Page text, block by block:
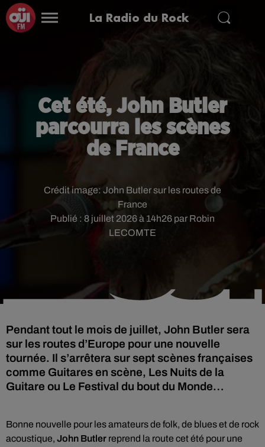
La Radio du Rock
Cet été, John Butler
parcourra les scènes
de France
Publié : 8 juillet 2026 à 14h26 par Robin
LECOMTE
Crédit image: John Butler sur les routes de
France
Pendant tout le mois de juillet, John Butler sera
sur les routes d’Europe pour une nouvelle
tournée. Il s’arrêtera sur sept scènes françaises
comme Guitares en scène, Les Nuits de la
Guitare ou Le Festival du bout du Monde…
Bonne nouvelle pour les amateurs de folk, de blues et de rock
acoustique, John Butler reprend la route cet été pour une